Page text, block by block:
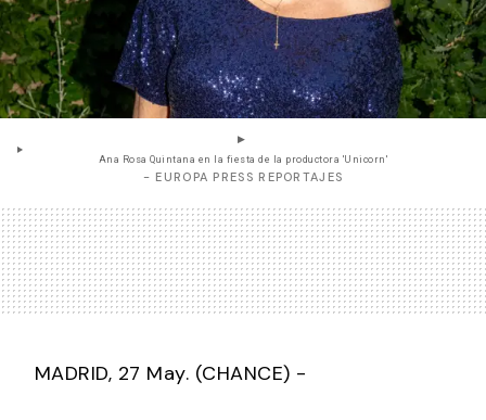
Ana Rosa Quintana en la fiesta de la productora 'Unicorn'
- EUROPA PRESS REPORTAJES
MADRID, 27 May. (CHANCE) -